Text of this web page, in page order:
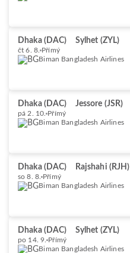
Dhaka (DAC) Sylhet (ZYL)
čt 6. 8. Přímý
Biman Bangladesh Airlines
Dhaka (DAC) Jessore (JSR)
pá 2. 10. Přímý
Biman Bangladesh Airlines
Dhaka (DAC) Rajshahi (RJH)
so 8. 8. Přímý
Biman Bangladesh Airlines
Dhaka (DAC) Sylhet (ZYL)
po 14. 9. Přímý
Biman Bangladesh Airlines